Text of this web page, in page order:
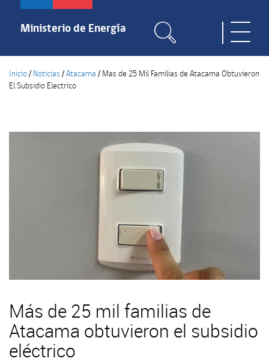
Pasar
contenido
Ministerio de Energía
Inicio/ Noticias /Atacama / Mas de 25 Mil Familias de Atacama Obtuvieron
El Subsidio Electrico
Más de 25 mil familias de
Atacama obtuvieron el subsidio
eléctrico